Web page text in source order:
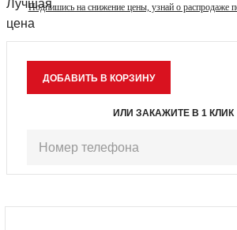
Подпишись на снижение цены, узнай о распродаже
ИЛИ ЗАКАЖИТЕ В 1 КЛИК